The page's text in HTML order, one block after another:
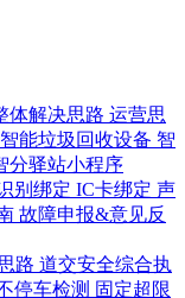
体解决思路 运营思
能垃圾回收设备 智
分驿站小程序
别绑定 IC卡绑定 声
故障申报&意见反
路 道交安全综合执
停车检测 固定超限